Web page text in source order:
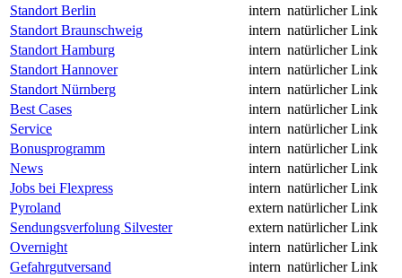
Standort Berlin
intern natürlicher Link
Standort Braunschweig
intern natürlicher Link
Standort Hamburg
intern natürlicher Link
Standort Hannover
intern natürlicher Link
Standort Nürnberg
intern natürlicher Link
Best Cases
intern natürlicher Link
Service
intern natürlicher Link
Bonusprogramm
intern natürlicher Link
News
intern natürlicher Link
Jobs bei Flexpress
intern natürlicher Link
Pyroland
extern natürlicher Link
Sendungsverfolung Silvester
extern natürlicher Link
Overnight
intern natürlicher Link
Gefahrgutversand
intern natürlicher Link